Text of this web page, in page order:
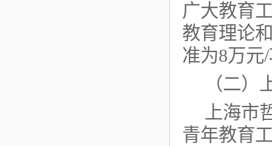
广大教育
教育理论
准为8万元
（二
上海市
青年教育